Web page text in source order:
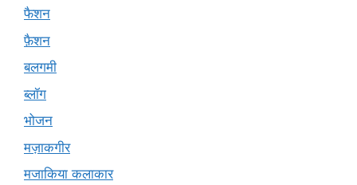
फैशन
फ़ैशन
बलगमी
ब्लॉग
भोजन
मज़ाकगीर
मजाकिया कलाकार